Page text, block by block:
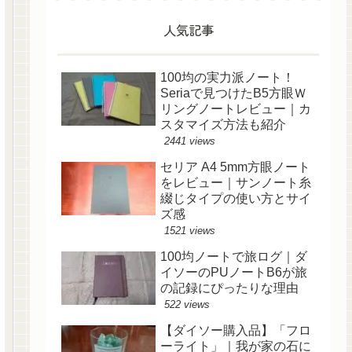
人気記事
100均の実力派ノート！
Seriaで見つけたB5方眼Ｗ
リングノートレビュー｜カ
スタマイズ方法も紹介
2441 views
セリア A4 5mm方眼ノート
をレビュー｜サンノート糸
綴じタイプの使い方とサイ
ズ感
1521 views
100均ノートで旅ログ｜ダ
イソーのPUノートB6が旅
の記録にぴったりな理由
522 views
【ダイソー購入品】「フロ
ーライト」｜我が家の石に